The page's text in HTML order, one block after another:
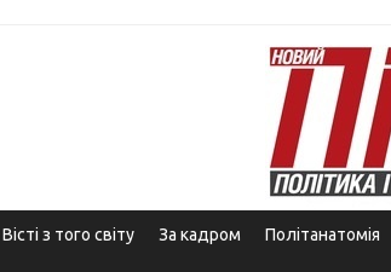
Вісті з того світу За кадром Політанатомія